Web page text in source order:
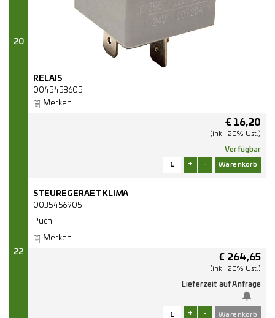
20
RELAIS
0045453605
Merken
€ 16,20
(inkl. 20% Ust.)
Verfügbar
+ -
22
STEUREGERAET KLIMA
0035456905
Puch
Merken
€ 264,65
(inkl. 20% Ust.)
Lieferzeit auf Anfrage
+ -